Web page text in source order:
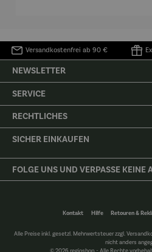
Versandkostenfrei ab 90 €
NEWSLETTER
SERVICE
RECHTLICHES
SICHER EINKAUFEN
FOLGE UNS UND VERPASSE KEINE
Kontakt Hilfe Retouren &
Alle Preise inkl. gesetzl. Mehrwertsteuer zzgl.
nicht anders